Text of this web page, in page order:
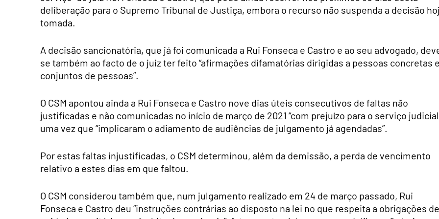
deliberação para o Supremo Tribunal de Justiça, embora o recurso não suspenda a decisão
tomada.
A decisão sancionatória, que já foi comunicada a Rui Fonseca e Castro e ao seu advogado,
se também ao facto de o juiz ter feito “afirmações difamatórias dirigidas a pessoas concretas
conjuntos de pessoas”.
O CSM apontou ainda a Rui Fonseca e Castro nove dias úteis consecutivos de faltas não
justificadas e não comunicadas no início de março de 2021 “com prejuízo para o serviço
uma vez que “implicaram o adiamento de audiências de julgamento já agendadas”.
Por estas faltas injustificadas, o CSM determinou, além da demissão, a perda de vencimento
relativo a estes dias em que faltou.
O CSM considerou também que, num julgamento realizado em 24 de março passado, Rui
Fonseca e Castro deu “instruções contrárias ao disposto na lei no que respeita a obrigações de